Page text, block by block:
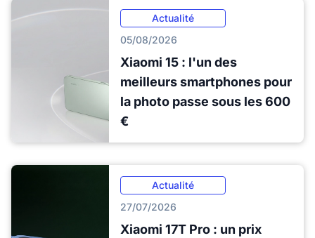
Actualité
05/08/2026
Xiaomi 15 : l'un des
meilleurs smartphones pour
la photo passe sous les 600
€
Actualité
27/07/2026
Xiaomi 17T Pro : un prix